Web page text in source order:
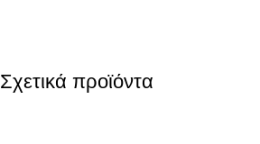
Σχετικά προϊόντα